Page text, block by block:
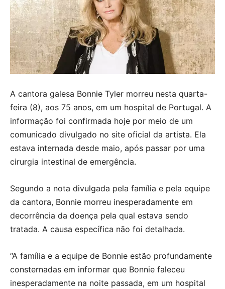
A cantora galesa Bonnie Tyler morreu nesta quarta-
feira (8), aos 75 anos, em um hospital de Portugal. A
informação foi confirmada hoje por meio de um
comunicado divulgado no site oficial da artista. Ela
estava internada desde maio, após passar por uma
cirurgia intestinal de emergência.
Segundo a nota divulgada pela família e pela equipe
da cantora, Bonnie morreu inesperadamente em
decorrência da doença pela qual estava sendo
tratada. A causa específica não foi detalhada.
“A família e a equipe de Bonnie estão profundamente
consternadas em informar que Bonnie faleceu
inesperadamente na noite passada, em um hospital